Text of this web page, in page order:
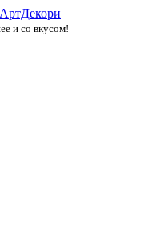
и со вкусом!